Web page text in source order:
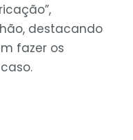
destacando
fazer os